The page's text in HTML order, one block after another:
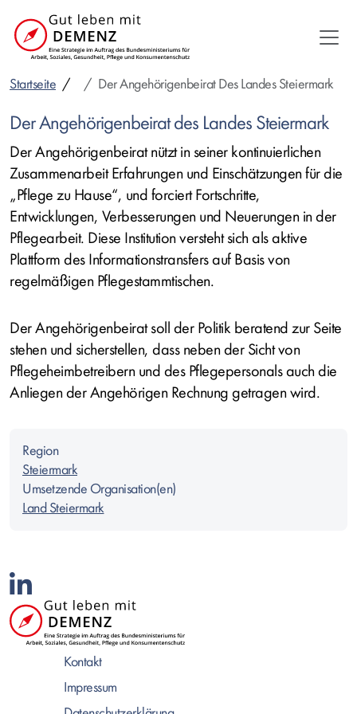
zum
Inhalt
Startseite Der Angehörigenbeirat Des Landes Steiermark
Region
Steiermark
Umsetzende Organisation(en)
Land Steiermark
Der Angehörigenbeirat des Landes Steiermark
Der Angehörigenbeirat nützt in seiner kontinuierlichen
Zusammenarbeit Erfahrungen und Einschätzungen für die
„Pflege zu Hause“, und forciert Fortschritte,
Entwicklungen, Verbesserungen und Neuerungen in der
Pflegearbeit. Diese Institution versteht sich als aktive
Plattform des Informationstransfers auf Basis von
regelmäßigen Pflegestammtischen.
Der Angehörigenbeirat soll der Politik beratend zur Seite
stehen und sicherstellen, dass neben der Sicht von
Pflegeheimbetreibern und des Pflegepersonals auch die
Anliegen der Angehörigen Rechnung getragen wird.
Kontakt
Impressum